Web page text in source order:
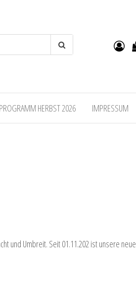
HERBST 2026 IMPRESSUM
und Umbreit. Seit 01.11.202 ist unsere neue